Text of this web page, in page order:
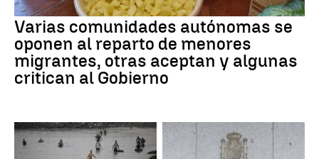
Varias comunidades autónomas se
oponen al reparto de menores
migrantes, otras aceptan y algunas
critican al Gobierno